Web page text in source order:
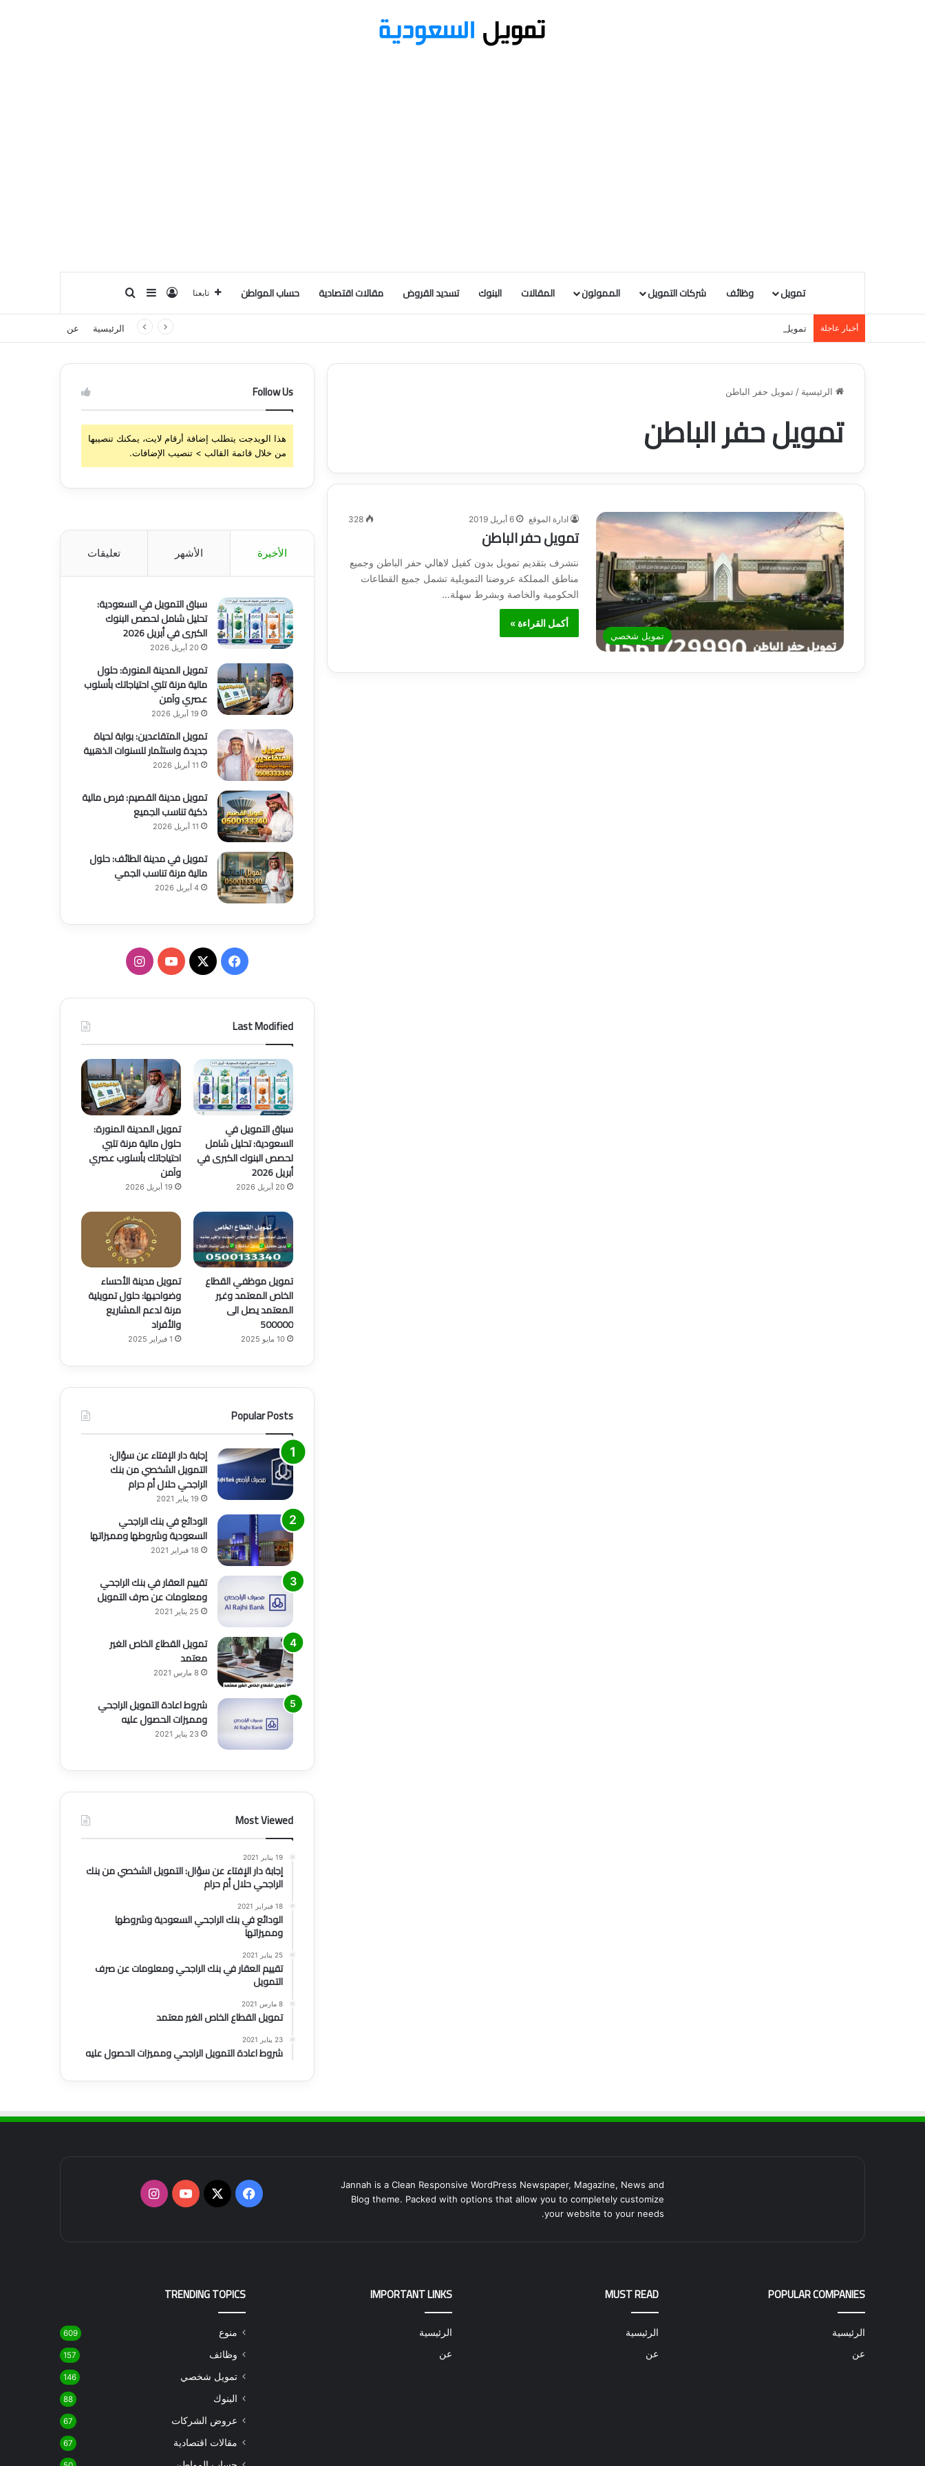
تمويل وظائف شركات التمويل الممولون المقالات البنوك تسديد القروض مقالات اقتصادية حساب المواطن تابعنا تسجيل الدخول
إضافة عمود جانبي
أخبار عاجلة تمويل المدينة المنورة: حلول مالية مرنة تلبي احتياجاتك بأسلوب عصري وآمن الرئيسية عن
الرئيسية / تمويل حفر الباطن
تمويل حفر الباطن
تمويل شخصي
ادارة الموقع 6 أبريل 2019 328
تمويل حفر الباطن
نتشرف بتقديم تمويل بدون كفيل لاهالي حفر الباطن وجميع
مناطق المملكة عروضنا التمويلية تشمل جميع القطاعات
الحكومية والخاصة وبشرط سهلة…
أكمل القراءة »
Follow Us
هذا الويدجت يتطلب إضافة أرقام لايت، يمكنك تنصيبها
من خلال قائمة القالب > تنصيب الإضافات.
الأخيرة الأشهر تعليقات
سباق التمويل في السعودية:
تحليل شامل لحصص البنوك
الكبرى في أبريل 2026
20 أبريل 2026
تمويل المدينة المنورة: حلول
مالية مرنة تلبي احتياجاتك بأسلوب
عصري وآمن
19 أبريل 2026
تمويل المتقاعدين: بوابة لحياة
جديدة واستثمار للسنوات الذهبية
11 أبريل 2026
تمويل مدينة القصيم: فرص مالية
ذكية تناسب الجميع
11 أبريل 2026
تمويل في مدينة الطائف: حلول
مالية مرنة تناسب الجمي
4 أبريل 2026
ف
ب
و
ك
u
T
u
b
e
ا
ت
ق
ر
ا
م
Last Modified
سباق التمويل في
السعودية: تحليل شامل
لحصص البنوك الكبرى في
أبريل 2026
20 أبريل 2026
تمويل المدينة المنورة:
حلول مالية مرنة تلبي
احتياجاتك بأسلوب عصري
وآمن
19 أبريل 2026
تمويل موظفي القطاع
الخاص المعتمد وغير
المعتمد يصل الى
500000
10 مايو 2025
تمويل مدينة الأحساء
وضواحيها: حلول تمويلية
مرنة لدعم المشاريع
والأفراد
1 فبراير 2025
Popular Posts
إجابة دار الإفتاء عن سؤال:
التمويل الشخصي من بنك
الراجحي حلال أم حرام
19 يناير 2021
الودائع في بنك الراجحي
السعودية وشروطها ومميزاتها
18 فبراير 2021
تقييم العقار في بنك الراجحي
ومعلومات عن صرف التمويل
25 يناير 2021
تمويل القطاع الخاص الغير
معتمد
8 مارس 2021
شروط اعادة التمويل الراجحي
ومميزات الحصول عليه
23 يناير 2021
Most Viewed
19 يناير 2021
إجابة دار الإفتاء عن سؤال: التمويل الشخصي من بنك
الراجحي حلال أم حرام
18 فبراير 2021
الودائع في بنك الراجحي السعودية وشروطها
ومميزاتها
25 يناير 2021
تقييم العقار في بنك الراجحي ومعلومات عن صرف
التمويل
8 مارس 2021
تمويل القطاع الخاص الغير معتمد
23 يناير 2021
شروط اعادة التمويل الراجحي ومميزات الحصول عليه
Jannah is a Clean Responsive WordPress Newspaper, Magazine, News and
Blog theme. Packed with options that allow you to completely customize
your website to your needs.
فيسبوك
‫X
‫YouTubeانستقرام
POPULAR COMPANIES
الرئيسية
عن
MUST READ
الرئيسية
عن
IMPORTANT LINKS
الرئيسية
عن
TRENDING TOPICS
منوع 609
وظائف 157
تمويل شخصي 146
البنوك 88
عروض الشركات 67
مقالات اقتصادية 67